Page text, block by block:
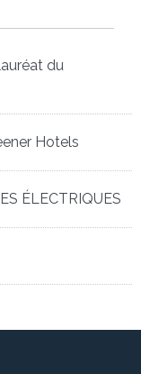
du
Hotels
ÉLECTRIQUES